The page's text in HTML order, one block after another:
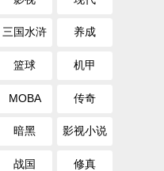
三国水浒 养成
篮球 机甲
MOBA 传奇
暗黑 影视小说
战国 修真